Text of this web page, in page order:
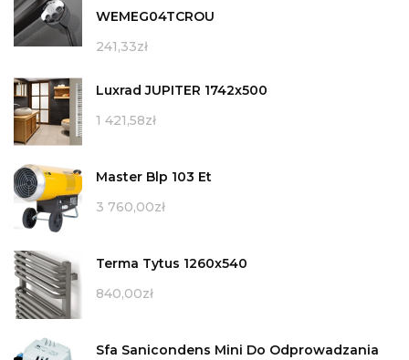
WEMEG04TCROU
241,33zł
Luxrad JUPITER 1742x500
1 421,58zł
Master Blp 103 Et
3 760,00zł
Terma Tytus 1260x540
840,00zł
Sfa Sanicondens Mini Do Odprowadzania